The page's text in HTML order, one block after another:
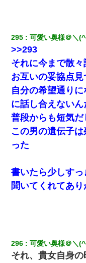
宅飲みで女友達の乳を
医者「糖尿病で余命1
食べる量増やすわｗ」
【悲報】姉と入浴中に
ｗ
結婚生活10ヶ月目で嫁
された
彼氏の家に泊まる事に
と電気を消すとミシッ
よくドアを開けるとな
彼女にプロポーズして
れて無事婚約破棄・・・
295 可愛い奥様＠＼
>>293
それに今まで散々
お互いの妥協点
自分の希望通り
に話し合えないん
普段からも短気だ
この男の遺伝子
った
書いたら少しすっ
聞いてくれてあり
296 可愛い奥様＠＼
それ、貴女自身の